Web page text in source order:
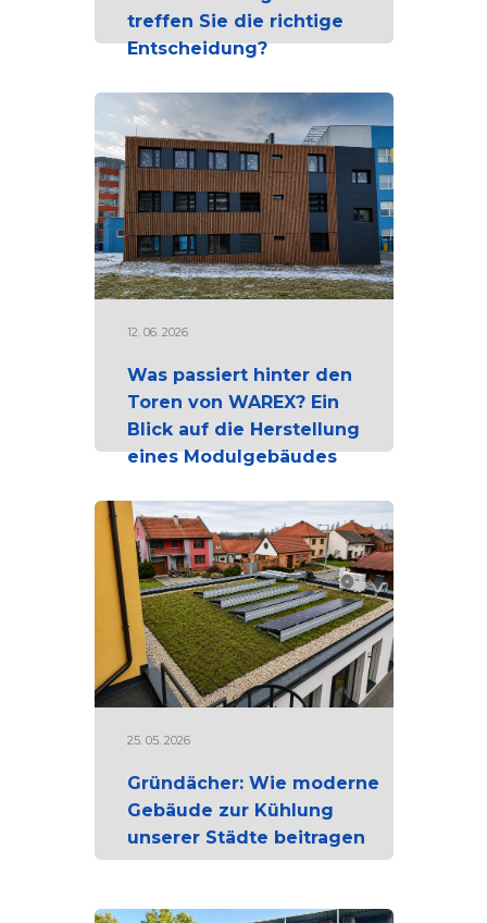
treffen Sie die richtige
Entscheidung?
12. 06. 2026
Was passiert hinter den
Toren von WAREX? Ein
Blick auf die Herstellung
eines Modulgebäudes
25. 05. 2026
Gründächer: Wie moderne
Gebäude zur Kühlung
unserer Städte beitragen